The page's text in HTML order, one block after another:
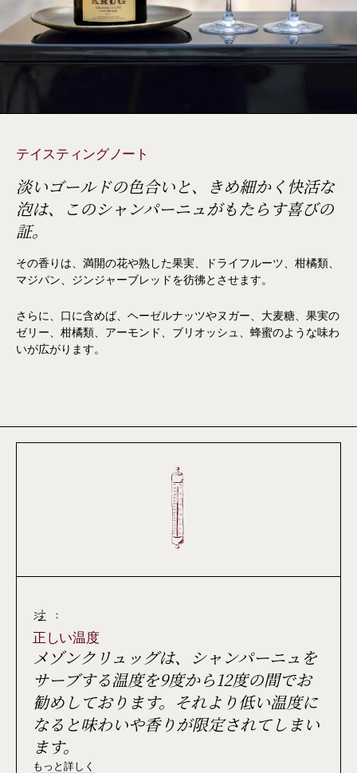
テイスティングノート
淡いゴールドの色合いと、きめ細かく快活な
泡は、このシャンパーニュがもたらす喜びの
証。
その香りは、満開の花や熟した果実、ドライフルーツ、柑橘類、
マジパン、ジンジャーブレッドを彷彿とさせます。
さらに、口に含めば、ヘーゼルナッツやヌガー、大麦糖、果実の
ゼリー、柑橘類、アーモンド、ブリオッシュ、蜂蜜のような味わ
いが広がります。
注 :
正しい温度
メゾンクリュッグは、シャンパーニュを
サーブする温度を9度から12度の間でお
勧めしております。それより低い温度に
なると味わいや香りが限定されてしまい
ます。
もっと詳しく